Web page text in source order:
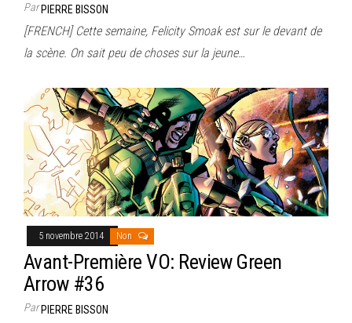
ParPIERRE BISSON
[FRENCH] Cette semaine, Felicity Smoak est sur le devant de
la scène. On sait peu de choses sur la jeune…
5 novembre 2014 Non
Avant-Première VO: Review Green
Arrow #36
ParPIERRE BISSON